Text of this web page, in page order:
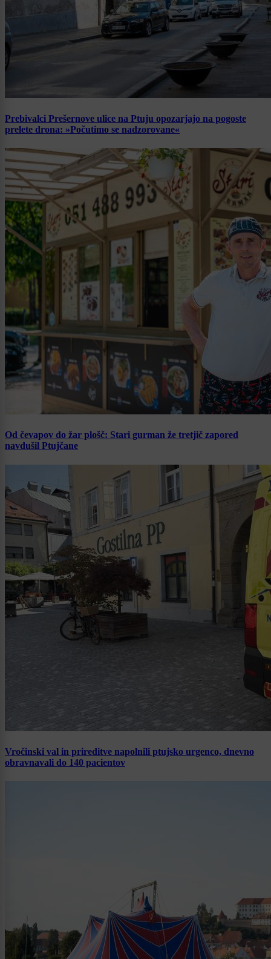
Prebivalci Prešernove ulice na Ptuju opozarjajo na pogoste
prelete drona: »Počutimo se nadzorovane«
Od čevapov do žar plošč: Stari gurman že tretjič zapored
navdušil Ptujčane
Vročinski val in prireditve napolnili ptujsko urgenco, dnevno
obravnavali do 140 pacientov